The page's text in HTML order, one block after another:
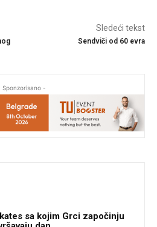
Sledeći tekst
Sendviči od 60 evra
Sponzorisano -
sa kojim Grci započinju